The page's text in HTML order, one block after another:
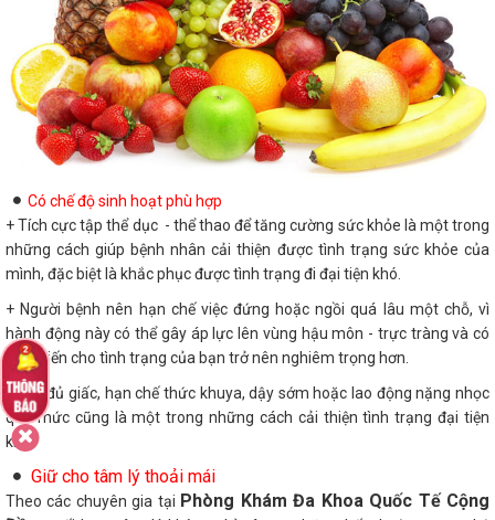
Có chế độ sinh hoạt phù hợp
+ Tích cực tập thể dục - thể thao để tăng cường sức khỏe là một trong
những cách giúp bệnh nhân cải thiện được tình trạng sức khỏe của
mình, đặc biệt là khắc phục được tình trạng đi đại tiện khó.
+ Người bệnh nên hạn chế việc đứng hoặc ngồi quá lâu một chỗ, vì
hành động này có thể gây áp lực lên vùng hậu môn - trực tràng và có
thể khiến cho tình trạng của bạn trở nên nghiêm trọng hơn.
- Ngủ đủ giấc, hạn chế thức khuya, dậy sớm hoặc lao động nặng nhọc
quá mức cũng là một trong những cách cải thiện tình trạng đại tiện
khó.
Giữ cho tâm lý thoải mái
Theo các chuyên gia tại Phòng Khám Đa Khoa Quốc Tế Cộng